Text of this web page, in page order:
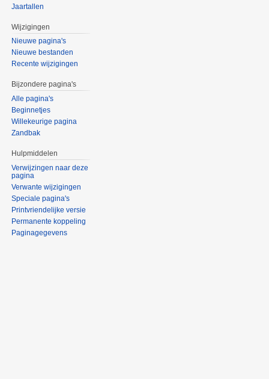
Jaartallen
Wijzigingen
Nieuwe pagina's
Nieuwe bestanden
Recente wijzigingen
Bijzondere pagina's
Alle pagina's
Beginnetjes
Willekeurige pagina
Zandbak
Hulpmiddelen
Verwijzingen naar deze
pagina
Verwante wijzigingen
Speciale pagina's
Printvriendelijke versie
Permanente koppeling
Paginagegevens